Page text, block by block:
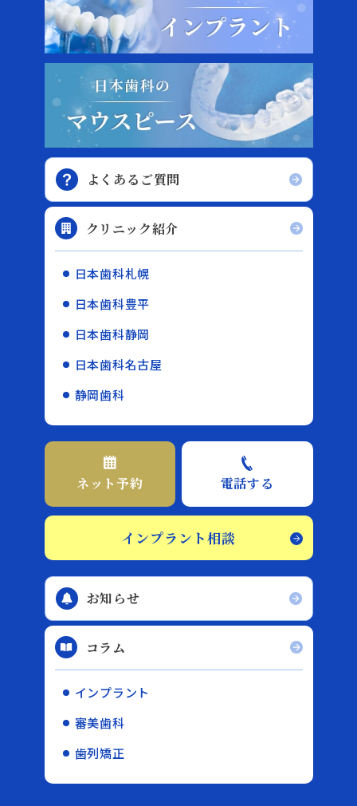
よくあるご質問
クリニック紹介
日本歯科札幌
日本歯科豊平
日本歯科静岡
日本歯科名古屋
静岡歯科
ネット予約 電話する
インプラント相談
お知らせ
コラム
インプラント
審美歯科
歯列矯正